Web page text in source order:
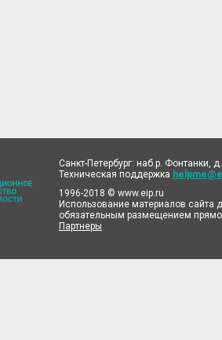
Санкт-Петербург: наб.р. Фонтанки,
Техническая поддержка
1996-2018 © www.eip.ru
Использование материалов сайта
обязательным размещением
Партнеры